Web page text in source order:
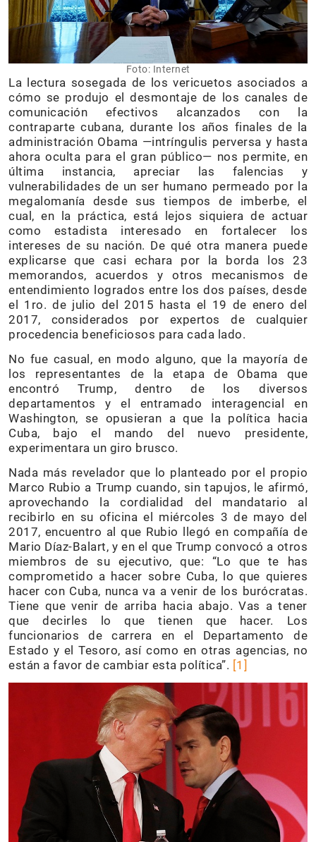
Foto: Internet
La lectura sosegada de los vericuetos asociados a
cómo se produjo el desmontaje de los canales de
comunicación efectivos alcanzados con la
contraparte cubana, durante los años finales de la
administración Obama —intríngulis perversa y hasta
ahora oculta para el gran público— nos permite, en
última instancia, apreciar las falencias y
vulnerabilidades de un ser humano permeado por la
megalomanía desde sus tiempos de imberbe, el
cual, en la práctica, está lejos siquiera de actuar
como estadista interesado en fortalecer los
intereses de su nación. De qué otra manera puede
explicarse que casi echara por la borda los 23
memorandos, acuerdos y otros mecanismos de
entendimiento logrados entre los dos países, desde
el 1ro. de julio del 2015 hasta el 19 de enero del
2017, considerados por expertos de cualquier
procedencia beneficiosos para cada lado.
No fue casual, en modo alguno, que la mayoría de
los representantes de la etapa de Obama que
encontró Trump, dentro de los diversos
departamentos y el entramado interagencial en
Washington, se opusieran a que la política hacia
Cuba, bajo el mando del nuevo presidente,
experimentara un giro brusco.
Nada más revelador que lo planteado por el propio
Marco Rubio a Trump cuando, sin tapujos, le afirmó,
aprovechando la cordialidad del mandatario al
recibirlo en su oficina el miércoles 3 de mayo del
2017, encuentro al que Rubio llegó en compañía de
Mario Díaz-Balart, y en el que Trump convocó a otros
miembros de su ejecutivo, que: “Lo que te has
comprometido a hacer sobre Cuba, lo que quieres
hacer con Cuba, nunca va a venir de los burócratas.
Tiene que venir de arriba hacia abajo. Vas a tener
que decirles lo que tienen que hacer. Los
funcionarios de carrera en el Departamento de
Estado y el Tesoro, así como en otras agencias, no
están a favor de cambiar esta política”. [1]